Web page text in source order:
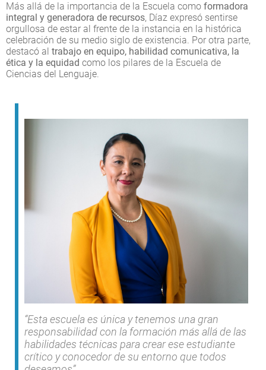
Más allá de la importancia de la Escuela como formadora
integral y generadora de recursos, Díaz expresó sentirse
orgullosa de estar al frente de la instancia en la histórica
celebración de su medio siglo de existencia. Por otra parte,
destacó al trabajo en equipo, habilidad comunicativa, la
ética y la equidad como los pilares de la Escuela de
Ciencias del Lenguaje.
“Esta escuela es única y tenemos una gran
responsabilidad con la formación más allá de las
habilidades técnicas para crear ese estudiante
crítico y conocedor de su entorno que todos